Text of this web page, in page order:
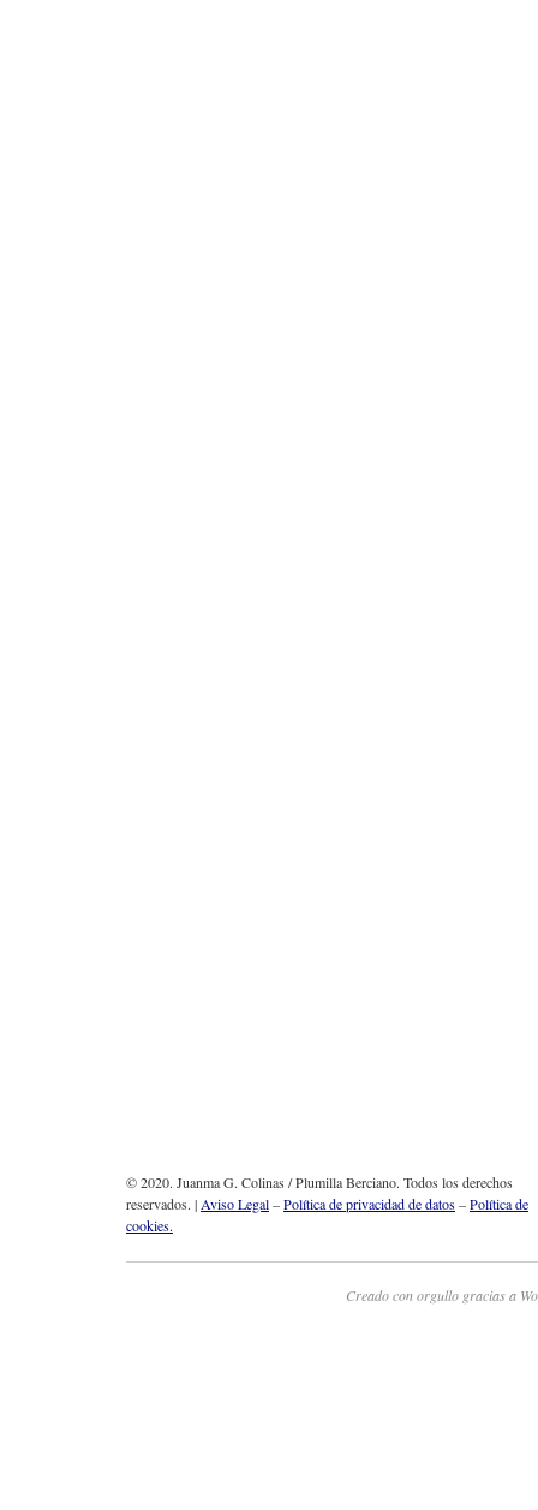
© 2020. Juanma G. Colinas / Plumilla Berciano. Todos los derechos
reservados. |Aviso Legal–Política de privacidad de datos–Política de
cookies.
Creado con orgullo gracias a